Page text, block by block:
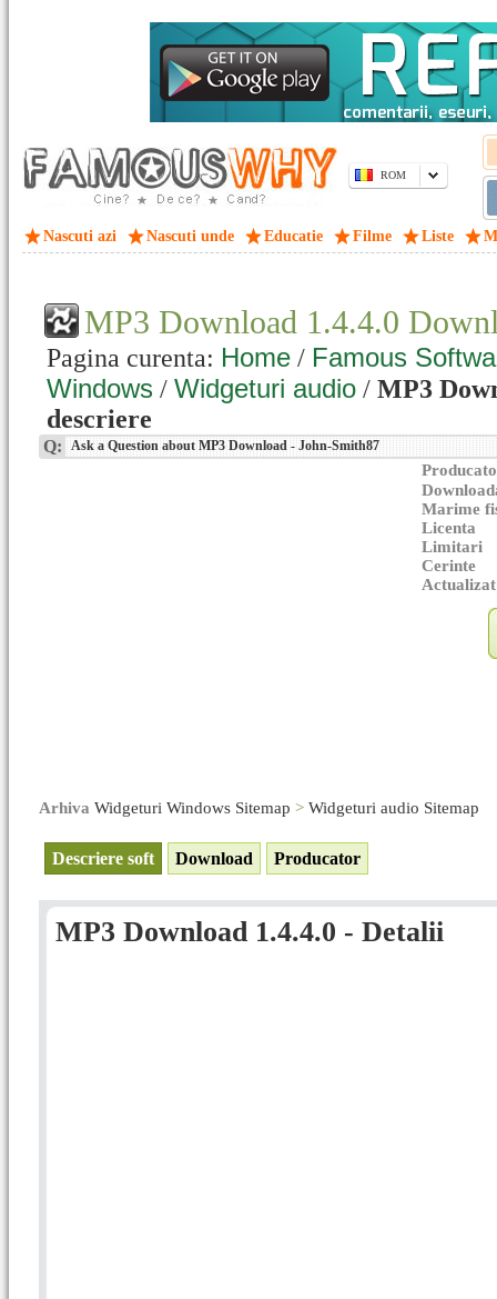
ROM
Nascuti azi Nascuti unde Educatie Filme Liste
MP3 Download 1.4.4.0
Pagina curenta: Home / Famous
Windows / Widgeturi audio / MP3
descriere
Q: Ask a Question about MP3 Download - John-Smith87
Marime
Licenta
Limitari
Cerinte
Arhiva Widgeturi Windows Sitemap > Widgeturi audio Sitemap
Descriere soft Download Producator
MP3 Download 1.4.4.0 - Detalii